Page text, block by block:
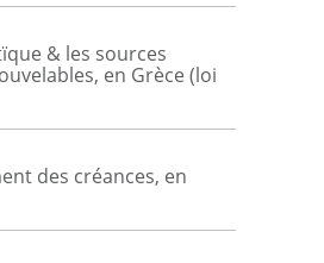
& les sources
en Grèce (loi
des créances, en